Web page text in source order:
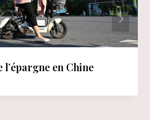
l’épargne en Chine